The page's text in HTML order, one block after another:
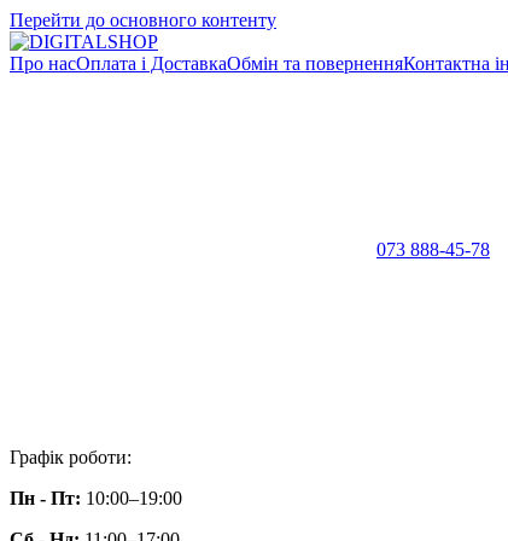
Перейти до основного контенту
Про насОплата і ДоставкаОбмін та поверненняКонтактна
073 888-45-78
Графік роботи:
Пн - Пт: 10:00–19:00